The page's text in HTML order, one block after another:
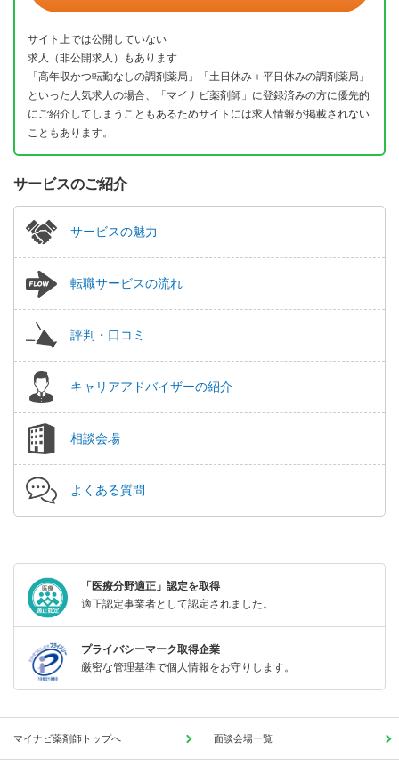
サイト上では公開していない
求人（非公開求人）もあります
「高年収かつ転勤なしの調剤薬局」「土日休み＋平日休みの調剤薬局」
といった人気求人の場合、「マイナビ薬剤師」に登録済みの方に優先的
にご紹介してしまうこともあるためサイトには求人情報が掲載されない
こともあります。
サービスのご紹介
サービスの魅力
転職サービスの流れ
評判・口コミ
キャリアアドバイザーの紹介
相談会場
よくある質問
「医療分野適正」認定を取得
適正認定事業者として認定されました。
プライバシーマーク取得企業
厳密な管理基準で個人情報をお守りします。
マイナビ薬剤師トップへ 面談会場一覧